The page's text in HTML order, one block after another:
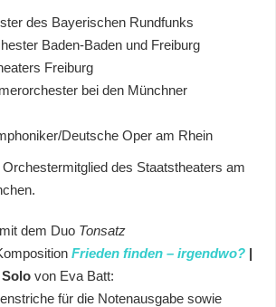
des Bayerischen Rundfunks
Baden-Baden und Freiburg
Freiburg
bei den Münchner
Deutsche Oper am Rhein
des Staatstheaters am
dem Duo Tonsatz
Frieden finden – irgendwo? |
von Eva Batt:
für die Notenausgabe sowie